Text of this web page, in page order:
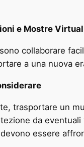
e Mostre
collaborare
a una nuova
trasportare un
da
essere